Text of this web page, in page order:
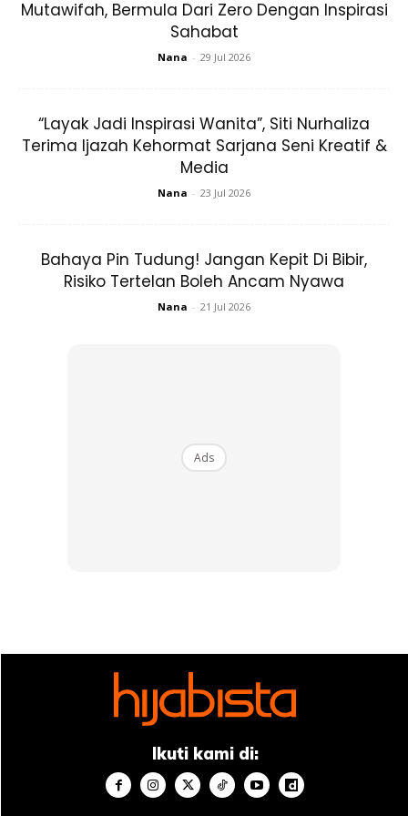
Mutawifah, Bermula Dari Zero Dengan Inspirasi
Sahabat
Nana - 29 Jul 2026
“Layak Jadi Inspirasi Wanita”, Siti Nurhaliza
Terima Ijazah Kehormat Sarjana Seni Kreatif &
Media
Nana - 23 Jul 2026
Bahaya Pin Tudung! Jangan Kepit Di Bibir,
Risiko Tertelan Boleh Ancam Nyawa
Nana - 21 Jul 2026
Ads
Ikuti kami di: